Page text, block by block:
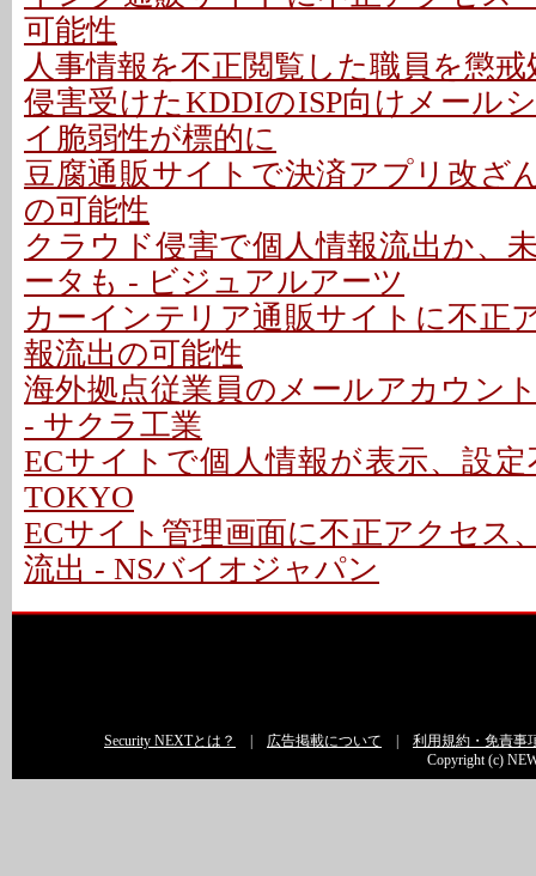
可能性
人事情報を不正閲覧した職員を懲
侵害受けたKDDIのISP向けメール
イ脆弱性が標的に
豆腐通販サイトで決済アプリ改ざ
の可能性
クラウド侵害で個人情報流出か、
ータも - ビジュアルアーツ
カーインテリア通販サイトに不正
報流出の可能性
海外拠点従業員のメールアカウン
- サクラ工業
ECサイトで個人情報が表示、設定
TOKYO
ECサイト管理画面に不正アクセス
流出 - NSバイオジャパン
Security NEXTとは？ 広告掲載について
利用規約・免責事
Copyright (c)